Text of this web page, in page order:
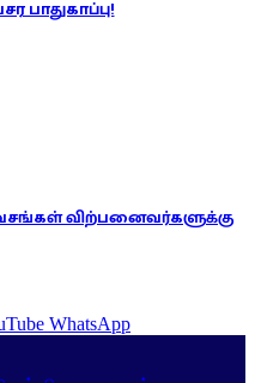
விற்பனைவர்களுக்கு
WhatsApp